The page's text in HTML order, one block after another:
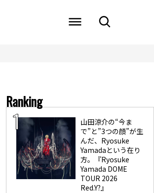
Ranking
山田涼介の“今ま
で”と”3つの顔”が生
んだ、Ryosuke
Yamadaという在り
方。『Ryosuke
Yamada DOME
TOUR 2026
Red.Y?』